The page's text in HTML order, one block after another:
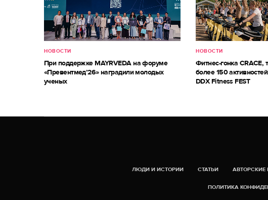
НОВОСТИ
При поддержке MAYRVEDA на форуме
«Превентмед’26» наградили молодых
ученых
НОВОСТИ
Фитнес-гонка
более 150
DDX Fitness FEST
ЛЮДИ И ИСТОРИИ СТАТЬИ АВТОРСКИЕ
ПОЛИТИКА